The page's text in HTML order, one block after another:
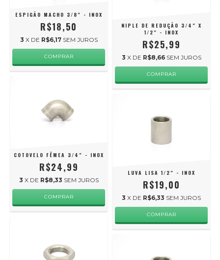
ESPIGÃO MACHO 3/8" - INOX
R$18,50
3 X DE R$6,17 SEM JUROS
NIPLE DE REDUÇÃO 3/4" X
1/2" - INOX
R$25,99
3 X DE R$8,66 SEM JUROS
COTOVELO FÊMEA 3/4" - INOX
R$24,99
3 X DE R$8,33 SEM JUROS
LUVA LISA 1/2" - INOX
R$19,00
3 X DE R$6,33 SEM JUROS